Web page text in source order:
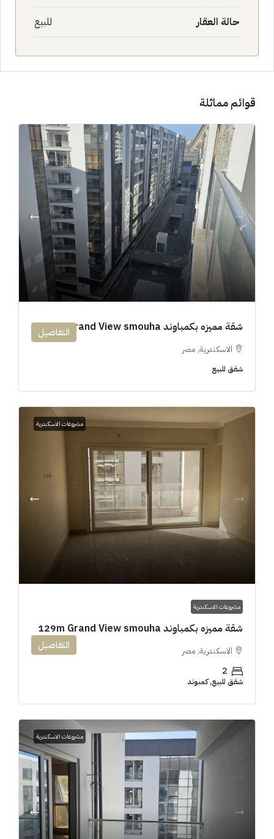
حالة العقار للبيع
قوائم مماثلة
شقة مميزه بكمباوند 194m Grand View smouha
الاسكندرية, مصر
شقق للبيع
التفاصيل
مشروعات الاسكندرية
مشروعات الاسكندرية
شقة مميزه بكمباوند 129m Grand View smouha
الاسكندرية, مصر
2
شقق للبيع, كمبوند
التفاصيل
مشروعات الاسكندرية